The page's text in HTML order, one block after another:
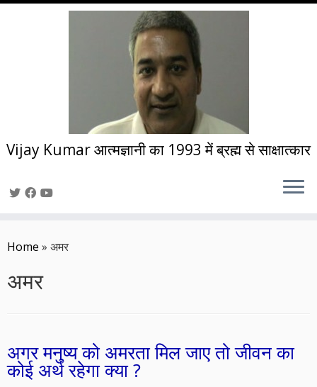
to
Vijay Kumar आत्मज्ञानी का 1993 में ब्रह्म से साक्षात्कार
Home » अमर
अमर
अगर मनुष्य को अमरता मिल जाए तो जीवन का
कोई अर्थ रहेगा क्या ?